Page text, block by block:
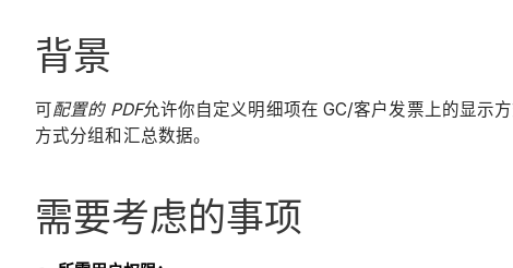
背景
可配置的 PDF允许你自定义明细项在 GC/客户发票上的显示
方式分组和汇总数据。
需要考虑的事项